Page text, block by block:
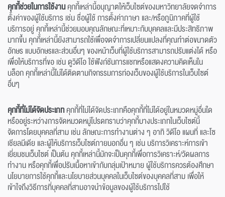
คุกกี้ช่วยในการใช้งานคุกกี้เหล่านี้อนุญาตให้เว็บไซต์ของมหาวิทยาลัยจดจำการ
ตั้งค่าของผู้ใช้บริการ เช่น ชื่อผู้ใช้ การตั้งค่าภาษา และ/หรือภูมิภาคที่ผู้ใช้
บริการอยู่ คุกกี้เหล่านี้ช่วยมอบคุณลักษณะที่เหมาะกับบุคคลและมีประสิทธิภาพ
มากขึ้น คุกกี้เหล่านี้ยังสามารถใช้เพื่อจดจำการเปลี่ยนแปลงที่คุณทำต่อขนาดตัว
อักษร แบบอักษรและส่วนอื่นๆ ของหน้าเว็บที่ผู้ใช้บริการสามารถปรับแต่งได้ หรือ
เพื่อให้บริการที่ขอ เช่น ดูวิดีโอ ใช้ฟังก์ชันการแชทหรือแสดงความคิดเห็นใน
บล็อก คุกกี้เหล่านี้ไม่ได้ติดตามกิจกรรมการท่องเว็บของผู้ใช้บริการในเว็บไซต์
อื่นๆ
คุกกี้ที่ไม่ได้จัดประเภทคุกกี้ที่ไม่ได้จัดประเภทคือคุกกี้ที่ไม่ได้อยู่ในหมวดหมู่อื่นใด
หรืออยู่ระหว่างการจัดหมวดหมู่โปรดทราบว่าคุกกี้บางประเภทในเว็บไซต์นี้
จัดการโดยบุคคลที่สาม เช่น ลักษณะการทำงานต่าง ๆ อาทิ วิดีโอ แผนที่ และโซ
เชียลมีเดีย และผู้ให้บริการเว็บไซต์ภายนอกอื่น ๆ เช่น บริการวิเคราะห์การเข้า
เยี่ยมชมเว็บไซต์ เป็นต้น คุกกี้เหล่านี้มักจะเป็นคุกกี้เพื่อการวิเคราะห์/วัดผลการ
ทำงาน หรือคุกกี้เพื่อปรับเนื้อหาเข้ากับกลุ่มเป้าหมาย ผู้ใช้บริการควรต้องศึกษา
นโยบายการใช้คุกกี้และนโยบายส่วนบุคคลในเว็บไซต์ของบุคคลที่สาม เพื่อให้
เข้าใจถึงวิธีการที่บุคคลที่สามอาจนำข้อมูลของผู้ใช้บริการไปใช้